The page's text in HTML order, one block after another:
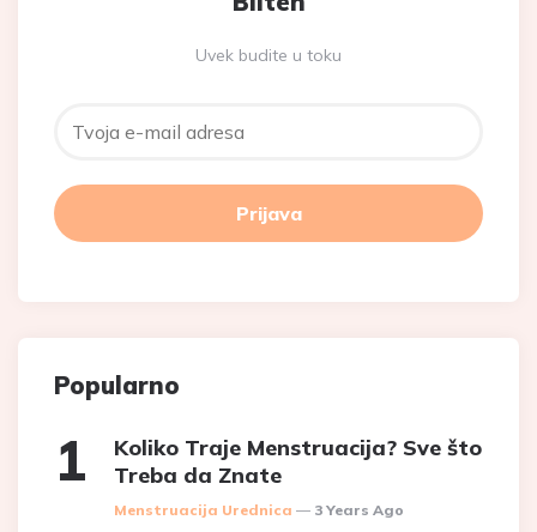
Uvek budite u toku
Popularno
Koliko Traje Menstruacija? Sve što
Treba da Znate
Posted
Menstruacija Urednica 3 Years Ago